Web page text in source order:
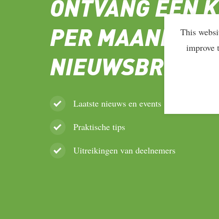
ONTVANG ÉÉN
PER MAAND DE
NIEUWSBRIEF
Laatste nieuws en events
Praktische tips
Uitreikingen van deelnemers
This
improve